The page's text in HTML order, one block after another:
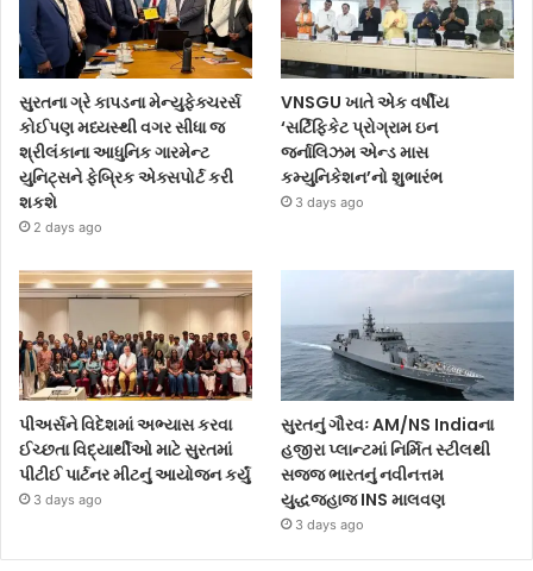
સુરતના ગ્રે કાપડના મેન્યુફેક્ચરર્સ
કોઈપણ મધ્યસ્થી વગર સીધા જ
શ્રીલંકાના આધુનિક ગારમેન્ટ
યુનિટ્સને ફેબ્રિક એક્સપોર્ટ કરી
શકશે
2 days ago
VNSGU ખાતે એક વર્ષીય
‘સર્ટિફિકેટ પ્રોગ્રામ ઇન
જર્નાલિઝમ એન્ડ માસ
કમ્યુનિકેશન’નો શુભારંભ
3 days ago
પીઅર્સને વિદેશમાં અભ્યાસ કરવા
ઈચ્છતા વિદ્યાર્થીઓ માટે સુરતમાં
પીટીઈ પાર્ટનર મીટનું આયોજન કર્યું
3 days ago
સુરતનું ગૌરવઃ AM/NS Indiaના
હજીરા પ્લાન્ટમાં નિર્મિત સ્ટીલથી
સજ્જ ભારતનું નવીનત્તમ
યુદ્ધજહાજ INS માલવણ
3 days ago